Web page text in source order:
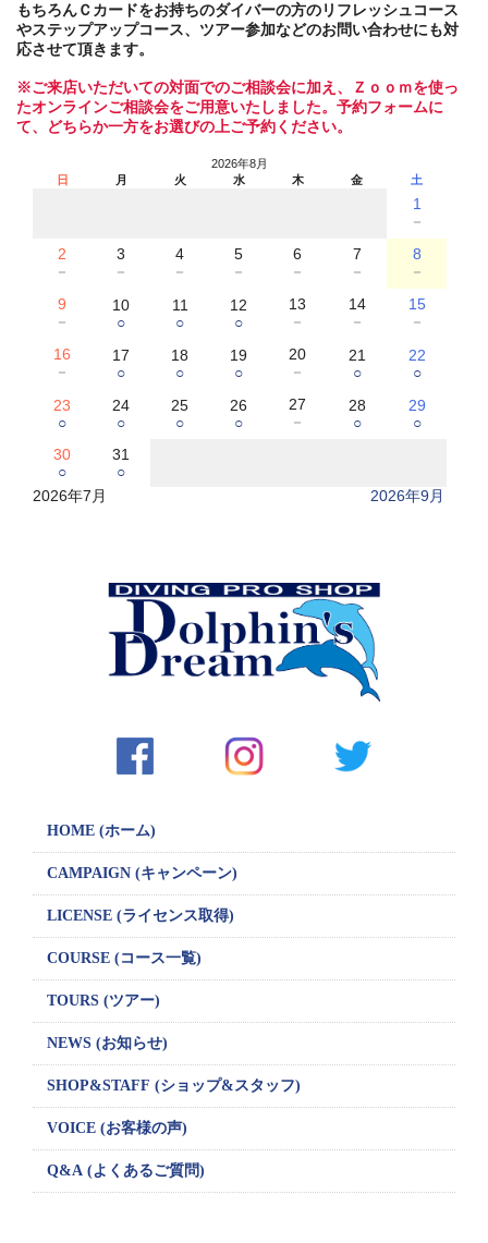
もちろんＣカードをお持ちのダイバーの方のリフレッシュコース
やステップアップコース、ツアー参加などのお問い合わせにも対
応させて頂きます。
※ご来店いただいての対面でのご相談会に加え、Ｚｏｏｍを使っ
たオンラインご相談会をご用意いたしました。予約フォームに
て、どちらか一方をお選びの上ご予約ください。
2026年8月
日
月 火 水 木 金 土
1
－
2
－
3
－
4
－
5
－
6
－
7
－
8
－
9
－
10
○
11
○
12
○
13
－
14
－
15
－
16
－
17
○
18
○
19
○
20
－
21
○
22
○
23
○
24
○
25
○
26
○
27
－
28
○
29
○
30
○
31
○
2026年7月
2026年9月
HOME (ホーム)
CAMPAIGN (キャンペーン)
LICENSE (ライセンス取得)
COURSE (コース一覧)
TOURS (ツアー)
NEWS (お知らせ)
SHOP&STAFF (ショップ&スタッフ)
VOICE (お客様の声)
Q&A (よくあるご質問)